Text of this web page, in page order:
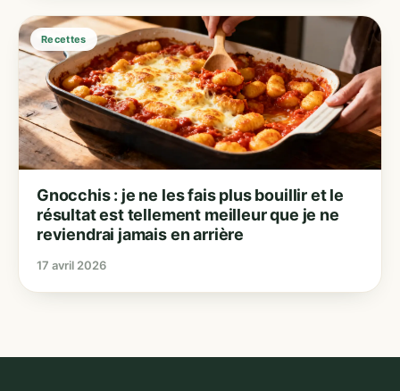
Recettes
Gnocchis : je ne les fais plus bouillir et le
résultat est tellement meilleur que je ne
reviendrai jamais en arrière
17 avril 2026